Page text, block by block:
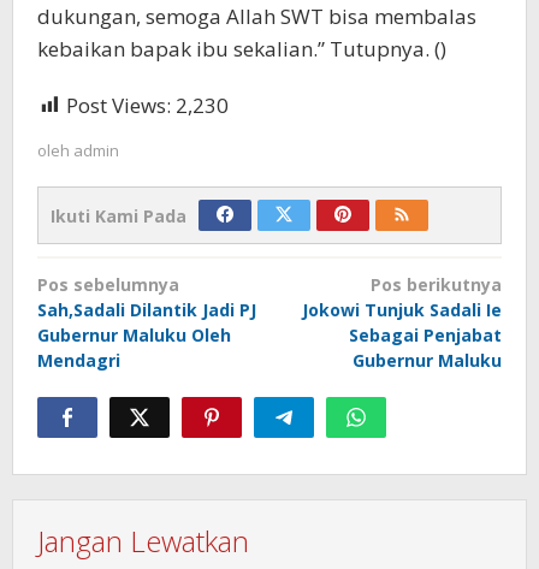
dukungan, semoga Allah SWT bisa membalas
kebaikan bapak ibu sekalian.” Tutupnya. ()
Post Views: 2,230
oleh admin
Ikuti Kami Pada
Navigasi
pos
Pos sebelumnya
Sah,Sadali Dilantik Jadi PJ
Gubernur Maluku Oleh
Mendagri
Pos berikutnya
Jokowi Tunjuk Sadali Ie
Sebagai Penjabat
Gubernur Maluku
Jangan Lewatkan